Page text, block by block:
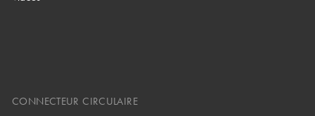
CONNECTEUR CIRCULAIRE